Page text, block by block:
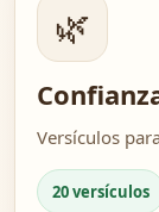
🌿
Versículos
20 versículos